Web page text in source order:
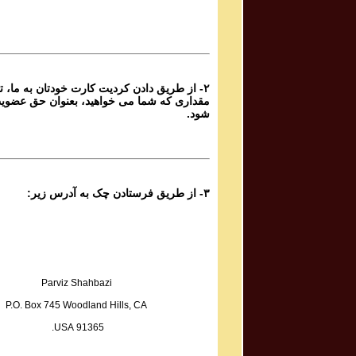
Atashi Dar Sineh Daram Javedani
Yoones Khanbeigi یونس خان بیگی
Taa Baad Chenin Baada
Rameshgaran
Fazel Jamshidi فاضل جمشیدی
و همایون شجریان
۲- از طریق دادن کردیت کارت خودتان به ما،
مقداری که شما می خواهید، بعنوان حق
شود.
۳- از طریق فرستادن چک به آدرس زیر:
Parviz Shahbazi
P.O. Box 745 Woodland Hills, CA
91365 USA.